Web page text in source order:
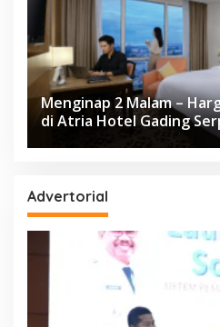
Menginap 2 Malam –
di Atria Hotel Gading
Advertorial